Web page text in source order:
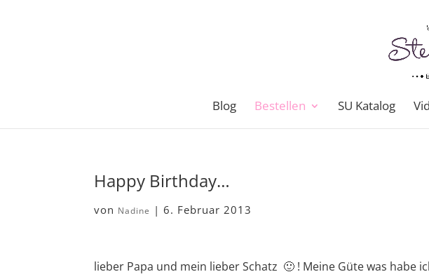
Blog Bestellen SU Katalog
Happy Birthday…
von Nadine |6. Februar 2013
lieber Papa und mein lieber Schatz 🙂 ! Meine Güte was habe